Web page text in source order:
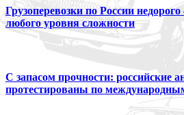
Грузоперевозки по России
любого уровня сложности
С запасом прочности: российские
протестированы по